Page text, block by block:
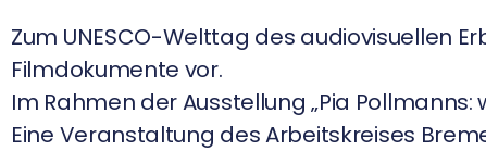
Zum UNESCO-Welttag des audiovisuellen
Filmdokumente vor.
Im Rahmen der Ausstellung „Pia Pollmanns:
Eine Veranstaltung des Arbeitskreises